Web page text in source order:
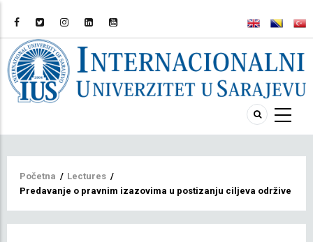
Breadcrumb
Početna / Lectures /
Predavanje o pravnim izazovima u postizanju ciljeva održive